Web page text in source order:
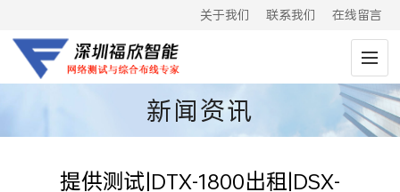
关于我们 联系我们 在线留言
新闻资讯
提供测试|DTX-1800出租|DSX-